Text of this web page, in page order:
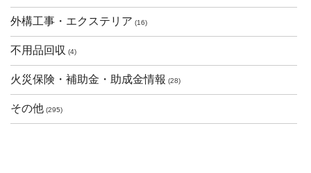
外構工事・エクステリア (16)
不用品回収 (4)
火災保険・補助金・助成金情報 (28)
その他 (295)